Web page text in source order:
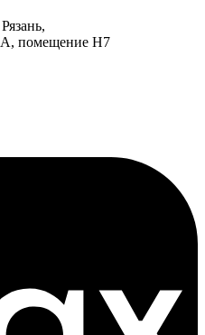
А, помещение Н7